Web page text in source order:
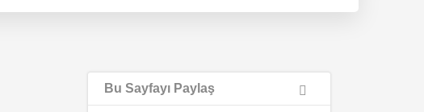
Bu Sayfayı Paylaş